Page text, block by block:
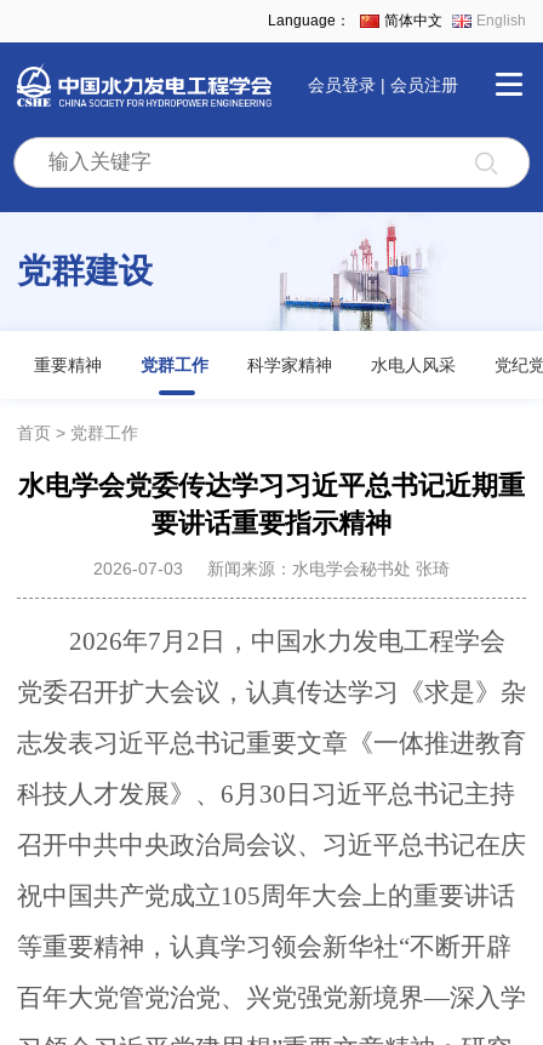
Language： 简体中文 English
会员登录 | 会员注册
页
学
景
咨
询
奖
励
推
党群建设
重要精神 党群工作 科学家精神 水电人风采 党纪
首页 党群工作
水电学会党委传达学习习近平总书记近期重
要讲话重要指示精神
2026-07-03 新闻来源：水电学会秘书处 张琦
2026年7月 2 日，中国水力发电工程学会
党委召开扩大会议 ， 认真传达学习《求是》杂
志发表习近平总书记重要文章《一体推进教育
科技人才发展》 、 6月30日 习近平总书记主持
召开中共中央政治局会议、 习近平总书记在庆
祝中国共产党成立105周年大会上的重要讲话
等重要精神 ，认真学习领会新华社“不断开辟
百年大党管党治党、兴党强党新境界—深入学